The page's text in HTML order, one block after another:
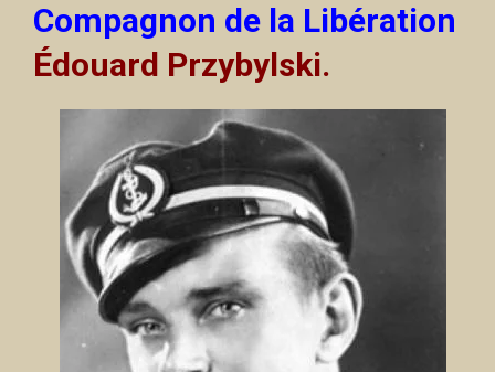
Compagnon de la Libération
Édouard Przybylski.